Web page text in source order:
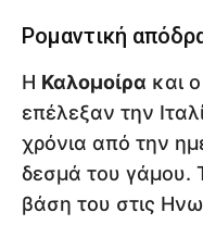
Ρομαντική
Η Καλομοίρα και ο
επέλεξαν την
χρόνια από την
δεσμά του γάμου.
βάση του στις